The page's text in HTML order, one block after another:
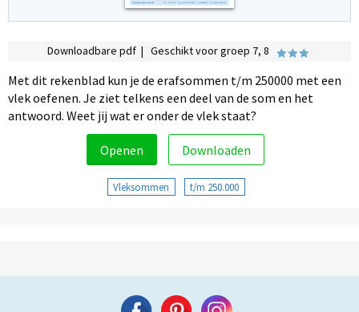
Downloadbare pdf | Geschikt voor groep 7, 8
Met dit rekenblad kun je de erafsommen t/m 250000 met een
vlek oefenen. Je ziet telkens een deel van de som en het
antwoord. Weet jij wat er onder de vlek staat?
Openen Downloaden
Vleksommen t/m 250.000